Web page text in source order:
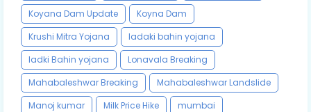
Koyana Dam Update
Koyna Dam
Krushi Mitra Yojana
ladaki bahin yojana
ladki Bahin yojana
Lonavala Breaking
Mahabaleshwar Breaking
Mahabaleshwar Landslide
Manoj kumar
Milk Price Hike
mumbai